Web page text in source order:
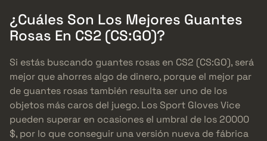
¿Cuáles Son Los Mejores Guantes
Rosas En CS2 (CS:GO)?
Si estás buscando guantes rosas en CS2 (CS:GO), será
mejor que ahorres algo de dinero, porque el mejor par
de guantes rosas también resulta ser uno de los
objetos más caros del juego. Los Sport Gloves Vice
pueden superar en ocasiones el umbral de los 20000
$, por lo que conseguir una versión nueva de fábrica